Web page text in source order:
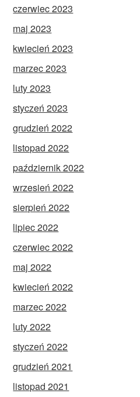
czerwiec 2023
maj 2023
kwiecień 2023
marzec 2023
luty 2023
styczeń 2023
grudzień 2022
listopad 2022
październik 2022
wrzesień 2022
sierpień 2022
lipiec 2022
czerwiec 2022
maj 2022
kwiecień 2022
marzec 2022
luty 2022
styczeń 2022
grudzień 2021
listopad 2021